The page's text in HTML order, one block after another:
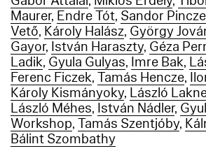
Maurer, Endre Tót, Sandor
Vető, Károly Halász, György
Gayor, István Haraszty, Géza
Ladik, Gyula Gulyas, Imre Bak,
Ferenc Ficzek,Tamás Hencze,
Károly Kismányoky, László
László Méhes, István Nádler,
Workshop,Tamás Szentjóby,
Bálint Szombathy